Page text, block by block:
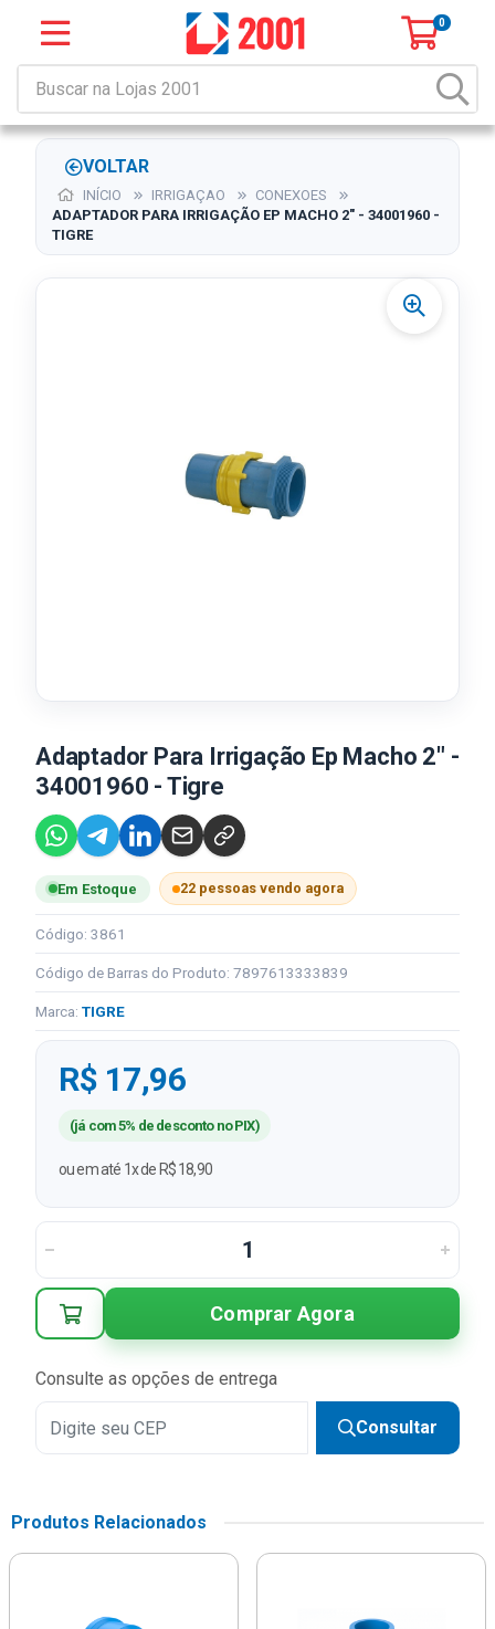
0
VOLTAR
INÍCIO IRRIGAÇAO
CONEXOES
ADAPTADOR PARA IRRIGAÇÃO EP MACHO 2" - 34001960 -
TIGRE
Adaptador Para Irrigação Ep Macho 2" -
34001960 - Tigre
Em Estoque 22 pessoas vendo agora
Código: 3861
Código de Barras do Produto: 7897613333839
Marca: TIGRE
R$ 17,96
(já com 5% de desconto no PIX)
ou em até 1x de R$ 18,90
Comprar Agora
Consulte as opções de entrega
Consultar
Produtos Relacionados